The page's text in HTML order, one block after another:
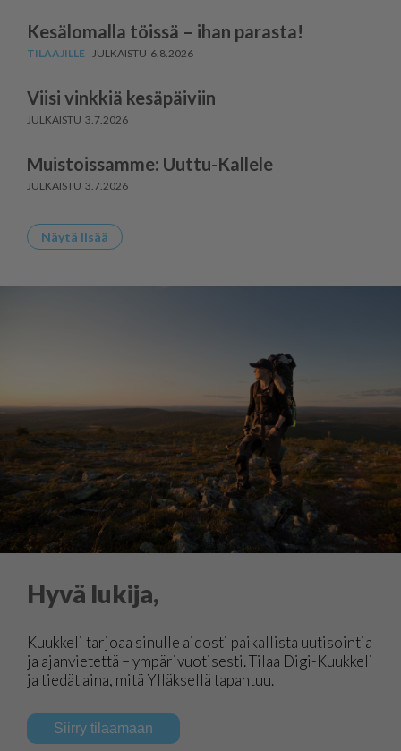
Kesälomalla töissä – ihan parasta!
6.8.2026
Viisi vinkkiä kesäpäiviin
3.7.2026
Muistoissamme: Uuttu-Kallele
3.7.2026
Näytä lisää
Hyvä lukija,
Kuukkeli tarjoaa sinulle aidosti paikallista uutisointia
ja ajanvietettä – ympärivuotisesti. Tilaa Digi-Kuukkeli
ja tiedät aina, mitä Ylläksellä tapahtuu.
Siirry tilaamaan